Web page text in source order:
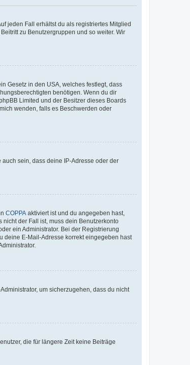
jeden Fall erhältst du als registriertes Mitglied
zu Benutzergruppen und so weiter. Wir
Gesetz in den USA, welches festlegt, dass
benötigen. Wenn du dir
Limited und der Besitzer dieses Boards
wenden, falls es Beschwerden oder
sein, dass deine IP-Adresse oder der
COPPA aktiviert ist und du angegeben hast,
der Fall ist, muss dein Benutzerkonto
ein Administrator. Bei der Registrierung
deine E-Mail-Adresse korrekt eingegeben hast
um sicherzugehen, dass du nicht
die für längere Zeit keine Beiträge